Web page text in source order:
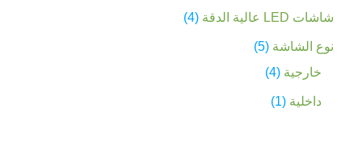
شاشات LED عالية الدقة 4
نوع الشاشة 5
خارجية 4
داخلية 1